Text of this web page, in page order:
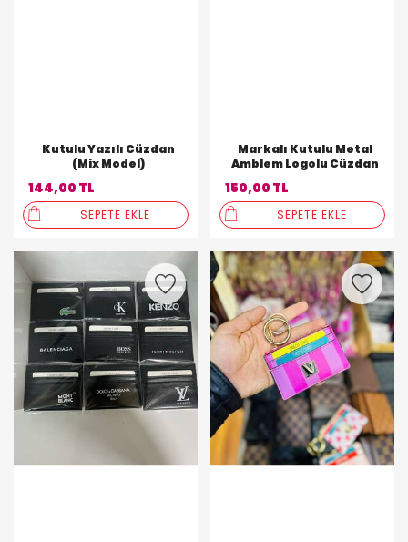
Kutulu Yazılı Cüzdan
(Mix Model)
144,00 TL
SEPETE EKLE
Markalı Kutulu Metal
Amblem Logolu Cüzdan
150,00 TL
SEPETE EKLE